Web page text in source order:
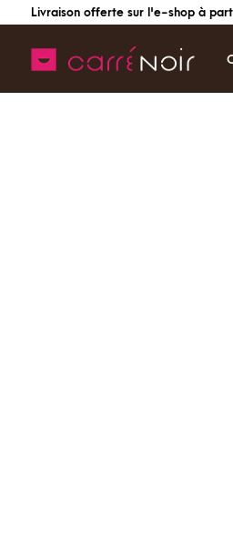
Livraison offerte sur l'e-shop à